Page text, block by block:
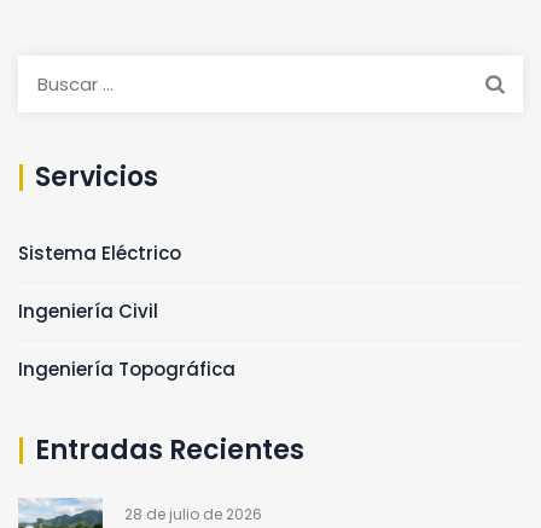
Servicios
Sistema Eléctrico
Ingeniería Civil
Ingeniería Topográfica
Entradas Recientes
28 de julio de 2026